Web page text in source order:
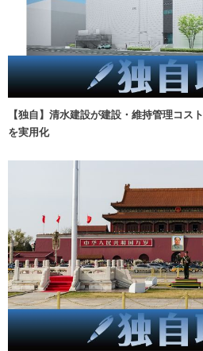
【独自】清水建設が建設・維持管理コス
を実用化